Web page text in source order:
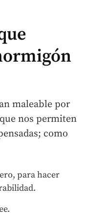
maleable por
nos permiten
como
para hacer